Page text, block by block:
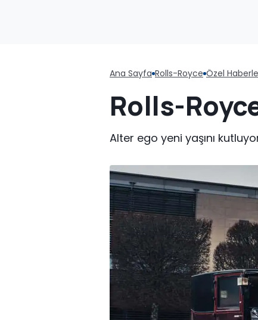
Ana Sayfa Rolls-Royce Özel
Rolls-
Alter ego yeni yaşını